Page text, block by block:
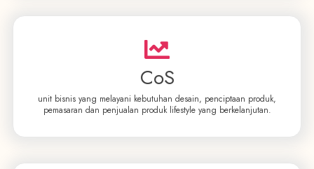
CoS
unit bisnis yang melayani kebutuhan desain, penciptaan produk,
pemasaran dan penjualan produk lifestyle yang berkelanjutan.